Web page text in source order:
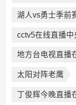
湖人vs勇士季前
cctv5在线直播中
地方台电视直播
太阳对阵老鹰
丁俊辉今晚直播